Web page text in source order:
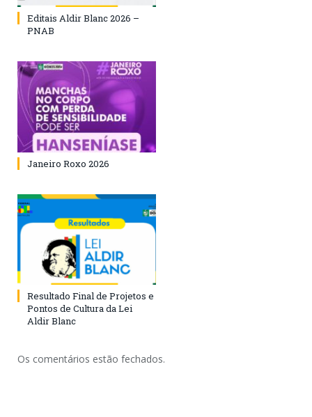
Editais Aldir Blanc 2026 –
PNAB
Janeiro Roxo 2026
Resultado Final de Projetos e
Pontos de Cultura da Lei
Aldir Blanc
Os comentários estão fechados.